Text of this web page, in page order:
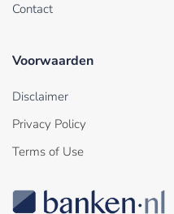
Contact
Voorwaarden
Disclaimer
Privacy Policy
Terms of Use